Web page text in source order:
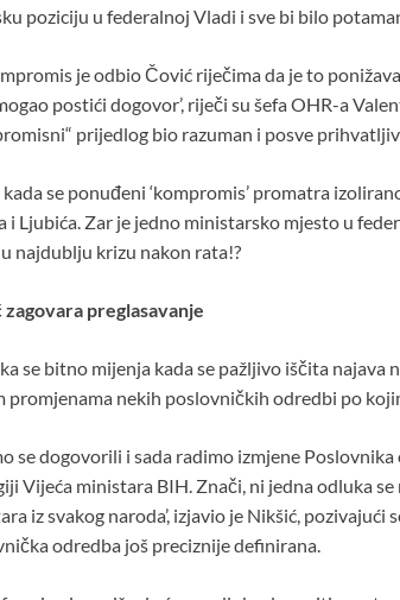
poziciju u federalnoj Vladi i sve bi bilo
je odbio Čović riječima da je to
postići dogovor’, riječi su šefa OHR-a
prijedlog bio razuman i posve
se ponuđeni ‘kompromis’ promatra
i Ljubića. Zar je jedno ministarsko mjesto u
najdublju krizu nakon rata!?
zagovara preglasavanje
se bitno mijenja kada se pažljivo iščita
promjenama nekih poslovničkih odredbi po
se dogovorili i sada radimo izmjene
Vijeća ministara BIH. Znači, ni jedna odluka
iz svakog naroda’, izjavio je Nikšić,
odredba još preciznije definirana.